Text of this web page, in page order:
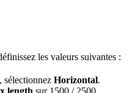
les valeurs suivantes :
, sélectionnez Horizontal.
length sur 1500 / 2500.